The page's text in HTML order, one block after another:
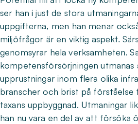
ser han i just de stora
uppgifterna, men han menar
miljöfrågor är en viktig aspekt.
genomsyrar hela verksamheten.
kompetensförsörjningen utmanas
upprustningar inom flera olika
branscher och brist på förståelse
taxans uppbyggnad. Utmaningar
han nu vara en del av att försöka